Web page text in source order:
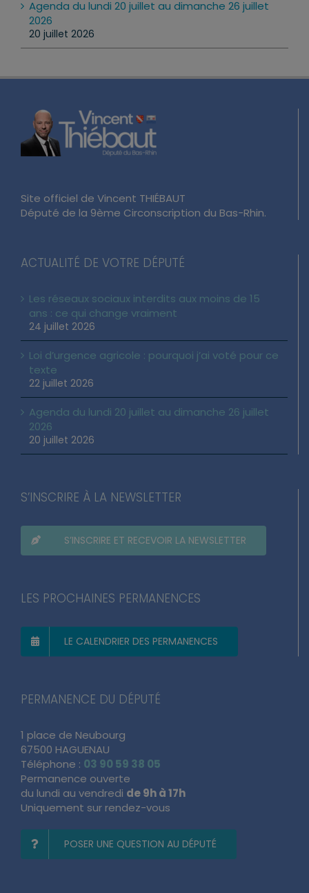
Agenda du lundi 20 juillet au dimanche 26 juillet
2026
20 juillet 2026
Site officiel de Vincent THIÉBAUT
Député de la 9ème Circonscription du Bas-Rhin.
ACTUALITÉ DE VOTRE DÉPUTÉ
Les réseaux sociaux interdits aux moins de 15
ans : ce qui change vraiment
24 juillet 2026
Loi d’urgence agricole : pourquoi j’ai voté pour ce
texte
22 juillet 2026
Agenda du lundi 20 juillet au dimanche 26 juillet
2026
20 juillet 2026
S’INSCRIRE À LA NEWSLETTER
S’INSCRIRE ET RECEVOIR LA NEWSLETTER
LES PROCHAINES PERMANENCES
LE CALENDRIER DES PERMANENCES
PERMANENCE DU DÉPUTÉ
1 place de Neubourg
67500 HAGUENAU
Téléphone : 03 90 59 38 05
Permanence ouverte
du lundi au vendredi de 9h à 17h
Uniquement sur rendez-vous
POSER UNE QUESTION AU DÉPUTÉ